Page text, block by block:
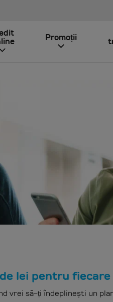
Promoții
lei pentru
vrei să-ți îndeplinești un